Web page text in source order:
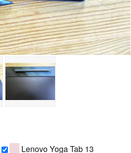
Lenovo Yoga Tab 13